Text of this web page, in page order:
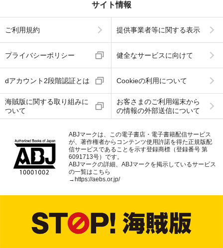
サイト情報
ご利用規約 提供事業者等に関する表示
プライバシーポリシー 健全なサービスに向けて
dアカウント2段階認証とは Cookieの利用について
海賊版に関する取り組みに
ついて
お客さまのご利用端末から
の情報の外部送信について
ABJマークは、この電子書店・電子書籍配信サービス
が、著作権者からコンテンツ使用許諾を得た正規版配
信サービスであることを示す登録商標（登録番号 第
6091713号）です。
ABJマークの詳細、ABJマークを掲示しているサービス
の一覧はこちら
→ https://aebs.or.jp/